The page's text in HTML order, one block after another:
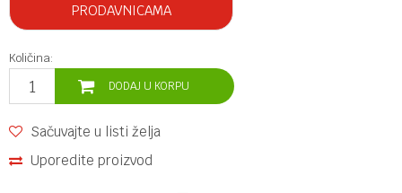
PRODAVNICAMA
Količina:
DODAJ U KORPU
Sačuvajte u listi želja
Uporedite proizvod